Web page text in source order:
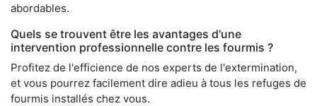
abordables.
Quels se trouvent être les avantages d'une
intervention professionnelle contre les fourmis ?
Profitez de l'efficience de nos experts de l'extermination,
et vous pourrez facilement dire adieu à tous les refuges de
fourmis installés chez vous.